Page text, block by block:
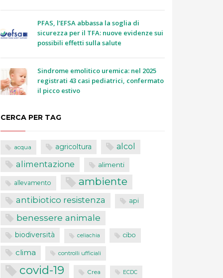
PFAS, l’EFSA abbassa la soglia di
sicurezza per il TFA: nuove evidenze sui
possibili effetti sulla salute
Sindrome emolitico uremica: nel 2025
registrati 43 casi pediatrici, confermato
il picco estivo
CERCA PER TAG
acqua agricoltura alcol
alimentazione alimenti
allevamento ambiente
antibiotico resistenza api
benessere animale
biodiversità celiachia cibo
clima controlli ufficiali
covid-19 Crea ECDC